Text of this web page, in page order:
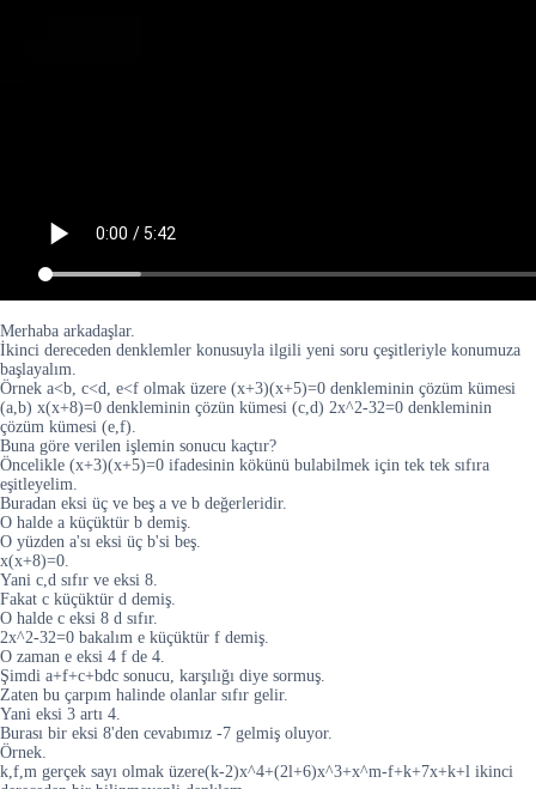
Merhaba arkadaşlar.
İkinci dereceden denklemler konusuyla ilgili yeni soru çeşitleriyle konumuza
başlayalım.
Örnek a<b, c<d, e<f olmak üzere (x+3)(x+5)=0 denkleminin çözüm kümesi
(a,b) x(x+8)=0 denkleminin çözün kümesi (c,d) 2x^2-32=0 denkleminin
çözüm kümesi (e,f).
Buna göre verilen işlemin sonucu kaçtır?
Öncelikle (x+3)(x+5)=0 ifadesinin kökünü bulabilmek için tek tek sıfıra
eşitleyelim.
Buradan eksi üç ve beş a ve b değerleridir.
O halde a küçüktür b demiş.
O yüzden a'sı eksi üç b'si beş.
x(x+8)=0.
Yani c,d sıfır ve eksi 8.
Fakat c küçüktür d demiş.
O halde c eksi 8 d sıfır.
2x^2-32=0 bakalım e küçüktür f demiş.
O zaman e eksi 4 f de 4.
Şimdi a+f+c+bdc sonucu, karşılığı diye sormuş.
Zaten bu çarpım halinde olanlar sıfır gelir.
Yani eksi 3 artı 4.
Burası bir eksi 8'den cevabımız -7 gelmiş oluyor.
Örnek.
k,f,m gerçek sayı olmak üzere(k-2)x^4+(2l+6)x^3+x^m-f+k+7x+k+l ikinci